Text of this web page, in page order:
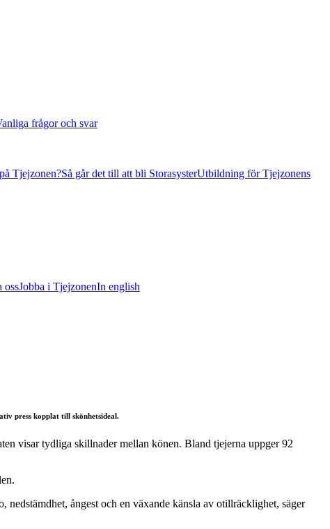
frågor och svar
Tjejzonen?Så går det till att bli StorasysterUtbildning för Tjejzonens
ossJobba i TjejzonenIn english
press kopplat till skönhetsideal.
visar tydliga skillnader mellan könen. Bland tjejerna uppger 92
ångest och en växande känsla av otillräcklighet, säger